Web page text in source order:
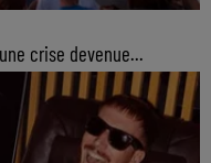
crise devenue...